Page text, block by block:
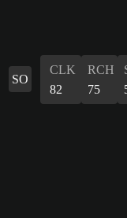
SO
CLK
82
RCH
75